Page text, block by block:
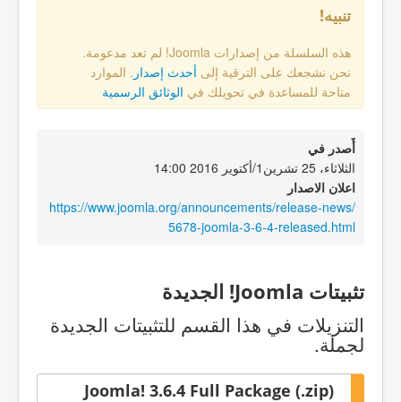
تنبيه!
هذه السلسلة من إصدارات Joomla! لم تعد مدعومة.
نحن نشجعك على الترقية إلى أحدث إصدار . الموارد
متاحة للمساعدة في تحويلك في الوثائق الرسمية
أٌصدر في
الثلاثاء، 25 تشرين1/أكتوير 2016 14:00
اعلان الاصدار
https://www.joomla.org/announcements/release-news/
5678-joomla-3-6-4-released.html
تثبيتات Joomla! الجديدة
التنزيلات في هذا القسم للتثبيتات الجديدة
لجملة.
Joomla! 3.6.4 Full Package (.zip)